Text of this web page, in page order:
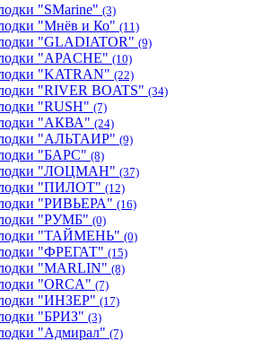
"SMarine" (3)
"Мнёв и Ко" (11)
"GLADIATOR" (9)
"APACHE" (10)
"KATRAN" (22)
"RIVER BOATS" (34)
"RUSH" (7)
"АКВА" (24)
"АЛЬТАИР" (9)
"БАРС" (8)
лодки "ЛОЦМАН" (37)
"ПИЛОТ" (12)
"РИВЬЕРА" (16)
"РУМБ" (0)
"ТАЙМЕНЬ" (0)
"ФРЕГАТ" (15)
"MARLIN" (8)
"ORCA" (7)
"ИНЗЕР" (17)
"БРИЗ" (3)
"Адмирал" (7)